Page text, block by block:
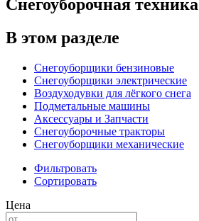
Снегоуборочная техника
В этом разделе
Снегоуборщики бензиновые
Снегоуборщики электрические
Воздуходувки для лёгкого снега
Подметальные машины
Аксессуары и Запчасти
Снегоуборочные тракторы
Снегоуборщики механические
Фильтровать
Сортировать
Цена